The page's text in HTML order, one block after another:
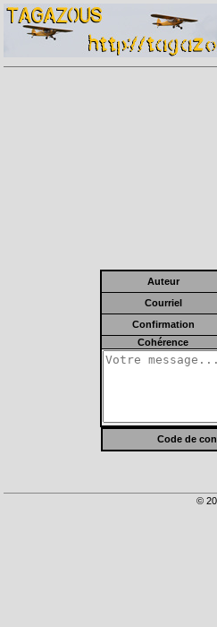
Auteur
Courriel
Confirmation
Cohérence
Code de
©